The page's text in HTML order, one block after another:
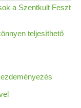
a Szentkult Feszt
teljesíthető